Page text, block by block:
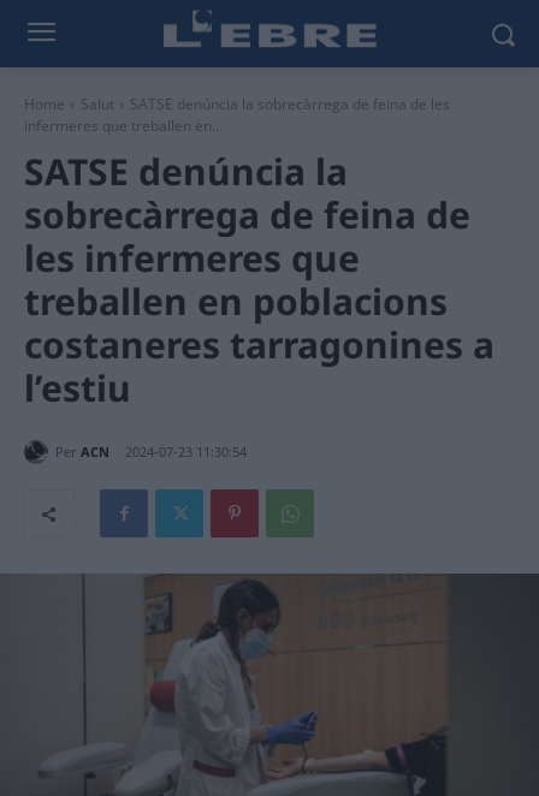
Home Salut
SATSE denúncia la sobrecàrrega de feina de les
infermeres que treballen en...
SATSE denúncia la
sobrecàrrega de feina de
les infermeres que
treballen en poblacions
costaneres tarragonines a
l’estiu
Per ACN 2024-07-23 11:30:54